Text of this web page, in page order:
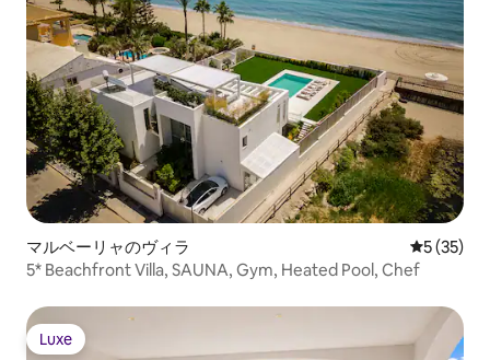
マルベーリャのヴィラ レビュー
5 (35)
5* Beachfront Villa, SAUNA, Gym, Heated Pool, Chef
Luxe
Luxe